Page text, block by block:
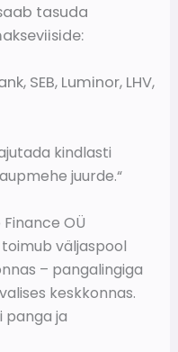
tasuda
SEB, Luminor, LHV,
kindlasti
juurde.“
OÜ
väljaspool
– pangalingiga
keskkonnas.
panga ja